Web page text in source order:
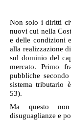
Non solo i diritti
nuovi cui nella
e delle condizioni
alla realizzazione
sul dominio del
mercato. Primo
pubbliche
sistema tributario
53).
Ma questo non
disuguaglianze e